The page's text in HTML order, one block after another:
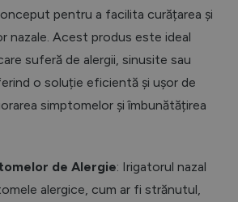
pentru a facilita curățarea și
nazale. Acest produs este ideal
suferă de alergii, sinusite sau
o soluție eficientă și ușor de
simptomelor și îmbunătățirea
de Alergie: Irigatorul nazal
alergice, cum ar fi strănutul,